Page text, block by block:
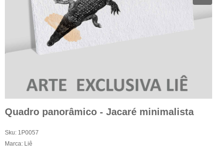
Quadro panorâmico - Jacaré minimalista
Sku: 1P0057
Marca: Liê